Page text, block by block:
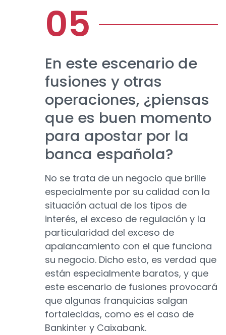
En este escenario de
fusiones y otras
operaciones, ¿piensas
que es buen momento
para apostar por la
banca española?
No se trata de un negocio que brille
especialmente por su calidad con la
situación actual de los tipos de
interés, el exceso de regulación y la
particularidad del exceso de
apalancamiento con el que funciona
su negocio. Dicho esto, es verdad que
están especialmente baratos, y que
este escenario de fusiones provocará
que algunas franquicias salgan
fortalecidas, como es el caso de
Bankinter y Caixabank.